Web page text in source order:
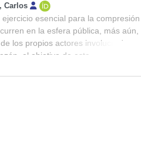
Carlos
esencial para la compresión
en la esfera pública, más aún,
los propios actores involucrados,
el objetivo de esta
y opiniones entre